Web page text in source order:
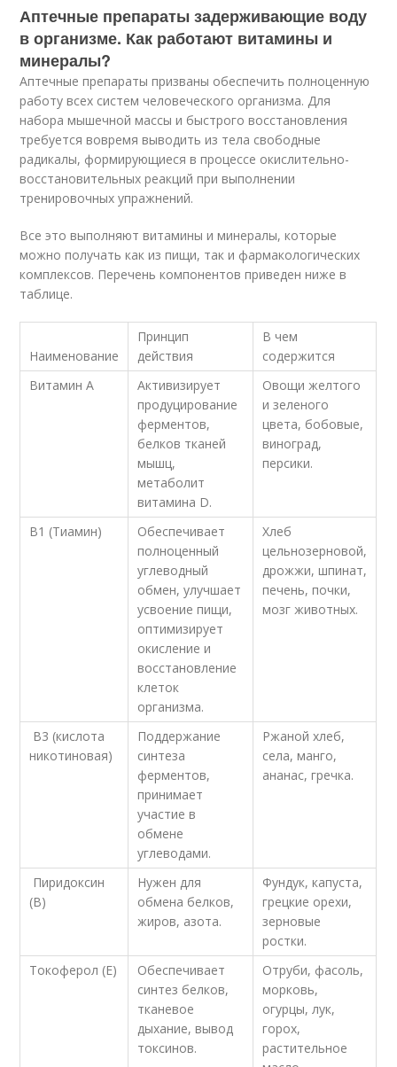
Аптечные препараты задерживающие воду
в организме. Как работают витамины и
минералы?
Аптечные препараты призваны обеспечить полноценную
работу всех систем человеческого организма. Для
набора мышечной массы и быстрого восстановления
требуется вовремя выводить из тела свободные
радикалы, формирующиеся в процессе окислительно-
восстановительных реакций при выполнении
тренировочных упражнений.
Все это выполняют витамины и минералы, которые
можно получать как из пищи, так и фармакологических
комплексов. Перечень компонентов приведен ниже в
таблице.
Наименование
Принцип
действия
В чем
содержится
Витамин А
Активизирует
продуцирование
ферментов,
белков тканей
мышц,
метаболит
витамина D.
Овощи желтого
и зеленого
цвета, бобовые,
виноград,
персики.
B1 (Тиамин)
Обеспечивает
полноценный
углеводный
обмен, улучшает
усвоение пищи,
оптимизирует
окисление и
восстановление
клеток
организма.
Хлеб
цельнозерновой,
дрожжи, шпинат,
печень, почки,
мозг животных.
В3 (кислота
никотиновая)
Поддержание
синтеза
ферментов,
принимает
участие в
обмене
углеводами.
Ржаной хлеб,
села, манго,
ананас, гречка.
Пиридоксин
(В)
Нужен для
обмена белков,
жиров, азота.
Фундук, капуста,
грецкие орехи,
зерновые
ростки.
Токоферол (Е)
Обеспечивает
синтез белков,
тканевое
дыхание, вывод
токсинов.
Отруби, фасоль,
морковь,
огурцы, лук,
горох,
растительное